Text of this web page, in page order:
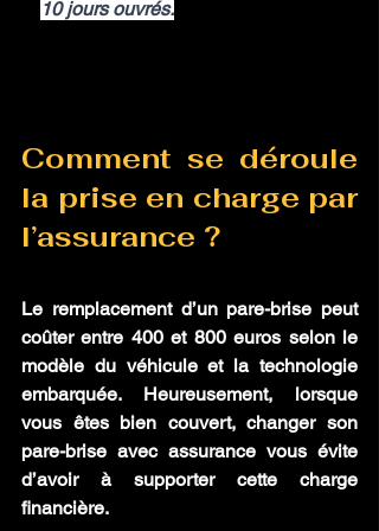
10 jours ouvrés.
Comment se déroule
la prise en charge par
l’assurance ?
Le remplacement d’un pare-brise peut
coûter entre 400 et 800 euros selon le
modèle du véhicule et la technologie
embarquée. Heureusement, lorsque
vous êtes bien couvert, changer son
pare-brise avec assurance vous évite
d’avoir à supporter cette charge
financière.